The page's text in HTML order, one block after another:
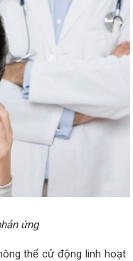
ứng
thể cử động linh hoạt